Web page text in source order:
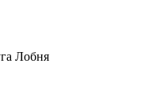
Лобня